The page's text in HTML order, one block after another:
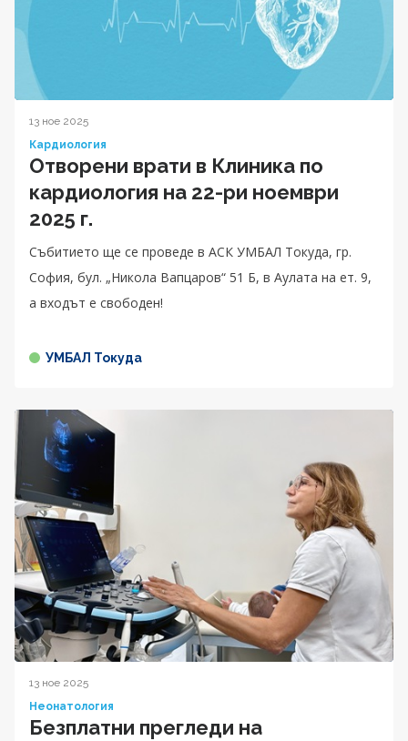
13 ное 2025
Кардиология
Отворени врати в Клиника по
кардиология на 22-ри ноември
2025 г.
Събитието ще се проведе в АСК УМБАЛ Токуда, гр.
София, бул. „Никола Вапцаров“ 51 Б, в Аулата на ет. 9,
а входът е свободен!
УМБАЛ Токуда
13 ное 2025
Неонатология
Безплатни прегледи на